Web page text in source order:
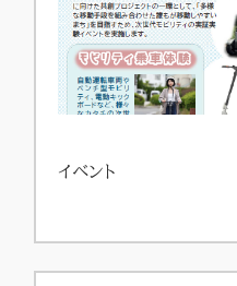
イベント